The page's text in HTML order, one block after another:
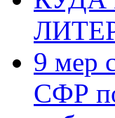
9 мер
СФР